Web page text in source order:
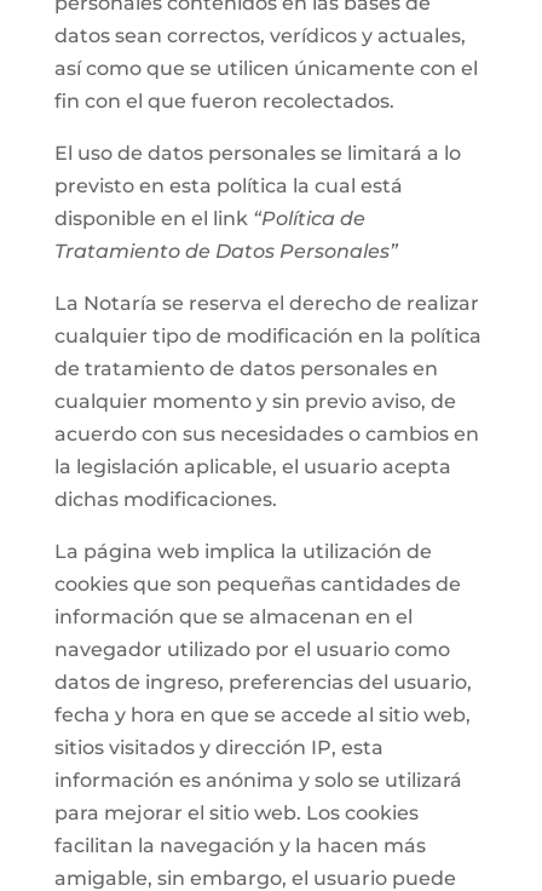
datos sean correctos, verídicos y actuales,
así como que se utilicen únicamente con el
fin con el que fueron recolectados.
El uso de datos personales se limitará a lo
previsto en esta política la cual está
disponible en el link “Política de
Tratamiento de Datos Personales”
La Notaría se reserva el derecho de realizar
cualquier tipo de modificación en la política
de tratamiento de datos personales en
cualquier momento y sin previo aviso, de
acuerdo con sus necesidades o cambios en
la legislación aplicable, el usuario acepta
dichas modificaciones.
La página web implica la utilización de
cookies que son pequeñas cantidades de
información que se almacenan en el
navegador utilizado por el usuario como
datos de ingreso, preferencias del usuario,
fecha y hora en que se accede al sitio web,
sitios visitados y dirección IP, esta
información es anónima y solo se utilizará
para mejorar el sitio web. Los cookies
facilitan la navegación y la hacen más
amigable, sin embargo, el usuario puede